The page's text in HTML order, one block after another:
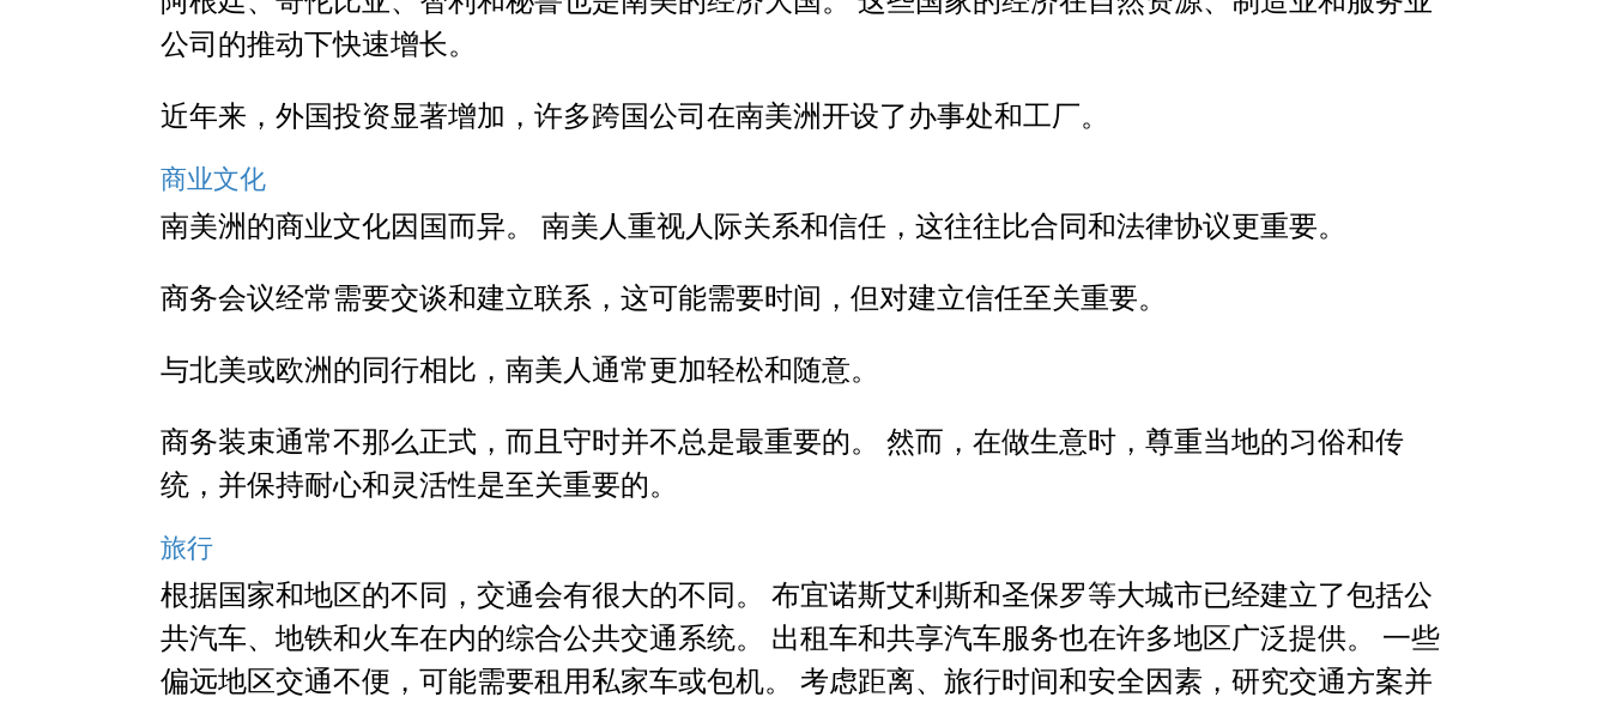
公司的推动下快速增长。
近年来，外国投资显著增加，许多跨国公司在南美洲开设了办事处和工厂。
商业文化
南美洲的商业文化因国而异。 南美人重视人际关系和信任，这往往比合同和法律协议更重要。
商务会议经常需要交谈和建立联系，这可能需要时间，但对建立信任至关重要。
与北美或欧洲的同行相比，南美人通常更加轻松和随意。
商务装束通常不那么正式，而且守时并不总是最重要的。 然而，在做生意时，尊重当地的习俗和传
统，并保持耐心和灵活性是至关重要的。
旅行
根据国家和地区的不同，交通会有很大的不同。 布宜诺斯艾利斯和圣保罗等大城市已经建立了包括公
共汽车、地铁和火车在内的综合公共交通系统。 出租车和共享汽车服务也在许多地区广泛提供。 一些
偏远地区交通不便，可能需要租用私家车或包机。 考虑距离、旅行时间和安全因素，研究交通方案并